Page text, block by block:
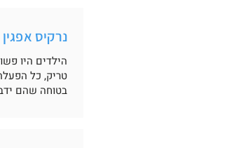
נרקיס אפגין
הילדים היו
טריק, כל
בטוחה שהם